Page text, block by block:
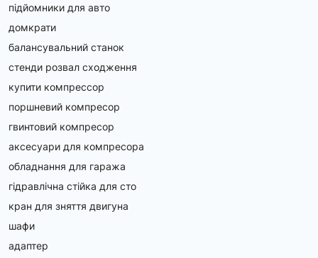
підйомники для авто
домкрати
балансувальний станок
стенди розвал сходження
купити компрессор
поршневий компресор
гвинтовий компресор
аксесуари для компресора
обладнання для гаража
гідравлічна стійка для сто
кран для зняття двигуна
шафи
адаптер